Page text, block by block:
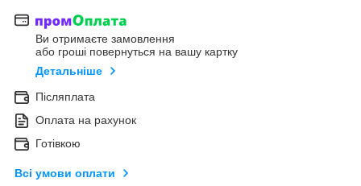
Ви отримаєте замовлення
або гроші повернуться на вашу картку
Детальніше
Післяплата
Оплата на рахунок
Готівкою
Всі умови оплати